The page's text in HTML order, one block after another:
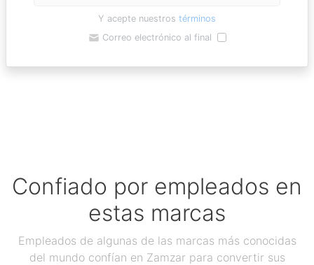
Y acepte nuestros términos
Correo electrónico al final
Confiado por empleados en
estas marcas
Empleados de algunas de las marcas más conocidas
del mundo confían en Zamzar para convertir sus